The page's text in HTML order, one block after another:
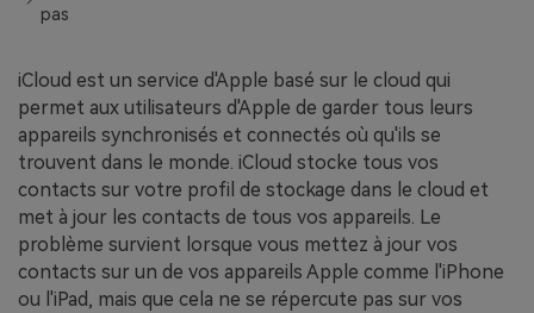
Assistance
pas
iCloud est un service d'Apple basé sur le cloud qui
permet aux utilisateurs d'Apple de garder tous leurs
appareils synchronisés et connectés où qu'ils se
trouvent dans le monde. iCloud stocke tous vos
contacts sur votre profil de stockage dans le cloud et
met à jour les contacts de tous vos appareils. Le
problème survient lorsque vous mettez à jour vos
contacts sur un de vos appareils Apple comme l'iPhone
ou l'iPad, mais que cela ne se répercute pas sur vos